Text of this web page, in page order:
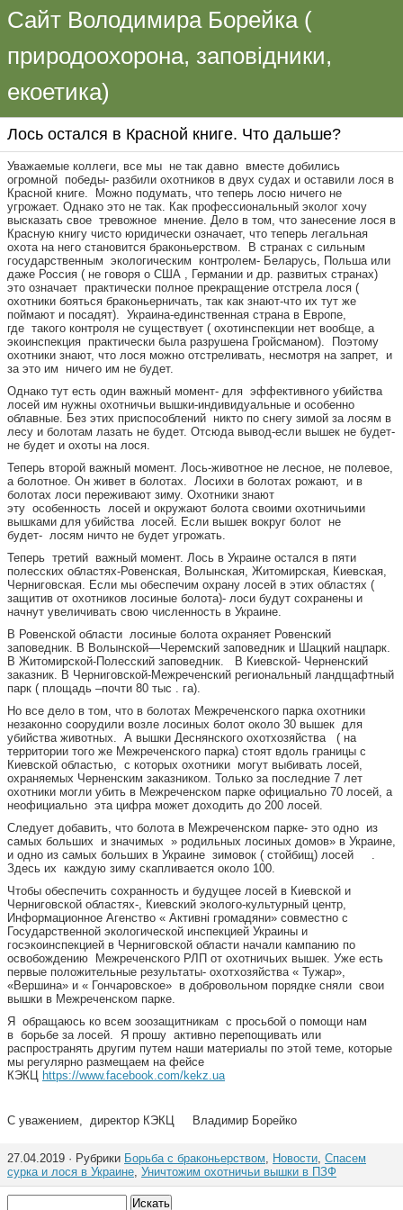
Сайт Володимира Борейка (
природоохорона, заповідники,
екоетика)
Лось остался в Красной книге. Что дальше?
Уважаемые коллеги, все мы не так давно вместе добились
огромной победы- разбили охотников в двух судах и оставили лося в
Красной книге. Можно подумать, что теперь лосю ничего не
угрожает. Однако это не так. Как профессиональный эколог хочу
высказать свое тревожное мнение. Дело в том, что занесение лося в
Красную книгу чисто юридически означает, что теперь легальная
охота на него становится браконьерством. В странах с сильным
государственным экологическим контролем- Беларусь, Польша или
даже Россия ( не говоря о США , Германии и др. развитых странах)
это означает практически полное прекращение отстрела лося (
охотники бояться браконьерничать, так как знают-что их тут же
поймают и посадят). Украина-единственная страна в Европе,
где такого контроля не существует ( охотинспекции нет вообще, а
экоинспекция практически была разрушена Гройсманом). Поэтому
охотники знают, что лося можно отстреливать, несмотря на запрет, и
за это им ничего им не будет.
Однако тут есть один важный момент- для эффективного убийства
лосей им нужны охотничьи вышки-индивидуальные и особенно
облавные. Без этих приспособлений никто по снегу зимой за лосям в
лесу и болотам лазать не будет. Отсюда вывод-если вышек не будет-
не будет и охоты на лося.
Теперь второй важный момент. Лось-животное не лесное, не полевое,
а болотное. Он живет в болотах. Лосихи в болотах рожают, и в
болотах лоси переживают зиму. Охотники знают
эту особенность лосей и окружают болота своими охотничьими
вышками для убийства лосей. Если вышек вокруг болот не
будет- лосям ничто не будет угрожать.
Теперь третий важный момент. Лось в Украине остался в пяти
полесских областях-Ровенская, Волынская, Житомирская, Киевская,
Черниговская. Если мы обеспечим охрану лосей в этих областях (
защитив от охотников лосиные болота)- лоси будут сохранены и
начнут увеличивать свою численность в Украине.
В Ровенской области лосиные болота охраняет Ровенский
заповедник. В Волынской—Черемский заповедник и Шацкий нацпарк.
В Житомирской-Полесский заповедник. В Киевской- Черненский
заказник. В Черниговской-Межреченский региональный ландщафтный
парк ( площадь –почти 80 тыс . га).
Но все дело в том, что в болотах Межреченского парка охотники
незаконно соорудили возле лосиных болот около 30 вышек для
убийства животных. А вышки Деснянского охотхозяйства ( на
территории того же Межреченского парка) стоят вдоль границы с
Киевской областью, с которых охотники могут выбивать лосей,
охраняемых Черненским заказником. Только за последние 7 лет
охотники могли убить в Межреченском парке официально 70 лосей, а
неофициально эта цифра может доходить до 200 лосей.
Следует добавить, что болота в Межреченском парке- это одно из
самых больших и значимых » родильных лосиных домов» в Украине,
и одно из самых больших в Украине зимовок ( стойбищ) лосей .
Здесь их каждую зиму скапливается около 100.
Чтобы обеспечить сохранность и будущее лосей в Киевской и
Черниговской областях-, Киевский эколого-культурный центр,
Информационное Агенство « Активні громадяни» совместно с
Государственной экологической инспекцией Украины и
госэкоинспекцией в Черниговской области начали кампанию по
освобождению Межреченского РЛП от охотничьих вышек. Уже есть
первые положительные результаты- охотхозяйства « Тужар»,
«Вершина» и « Гончаровское» в добровольном порядке сняли свои
вышки в Межреченском парке.
Я обращаюсь ко всем зоозащитникам с просьбой о помощи нам
в борьбе за лосей. Я прошу активно перепощивать или
распространять другим путем наши материалы по этой теме, которые
мы регулярно размещаем на фейсе
КЭКЦ https://www.facebook.com/kekz.ua
С уважением, директор КЭКЦ Владимир Борейко
27.04.2019 · Рубрики Борьба с браконьерством, Новости, Спасем
сурка и лося в Украине, Уничтожим охотничьи вышки в ПЗФ